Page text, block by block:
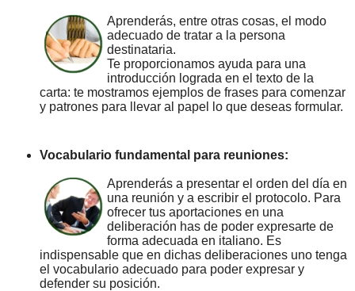
Aprenderás, entre otras cosas, el modo
adecuado de tratar a la persona
destinataria.
Te proporcionamos ayuda para una
introducción lograda en el texto de la
carta: te mostramos ejemplos de frases para comenzar
y patrones para llevar al papel lo que deseas formular.
Vocabulario fundamental para reuniones:
Aprenderás a presentar el orden del día en
una reunión y a escribir el protocolo. Para
ofrecer tus aportaciones en una
deliberación has de poder expresarte de
forma adecuada en italiano. Es
indispensable que en dichas deliberaciones uno tenga
el vocabulario adecuado para poder expresar y
defender su posición.